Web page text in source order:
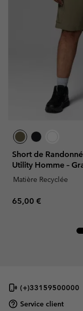
Short de
Utility Homme –
Matière Recyclée
Regular price:
65,00 €
(+)33159500000
Service client